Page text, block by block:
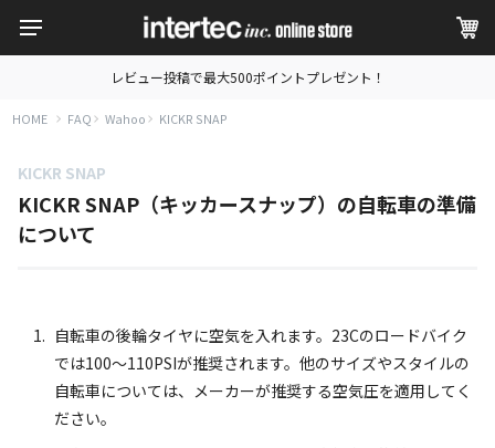
レビュー投稿で最大500ポイントプレゼント！
HOME FAQ Wahoo KICKR SNAP
KICKR SNAP
KICKR SNAP（キッカースナップ）の自転車の準備
について
自転車の後輪タイヤに空気を入れます。23Cのロードバイク
では100～110PSIが推奨されます。他のサイズやスタイルの
自転車については、メーカーが推奨する空気圧を適用してく
ださい。